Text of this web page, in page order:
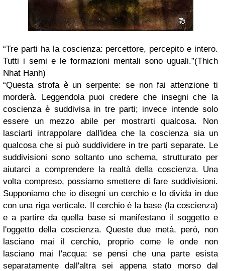
“Tre parti ha la coscienza: percettore, percepito e intero.
Tutti i semi e le formazioni mentali sono uguali.”(Thich
Nhat Hanh)
“Questa strofa è un serpente: se non fai attenzione ti
morderà. Leggendola puoi credere che insegni che la
coscienza è suddivisa in tre parti; invece intende solo
essere un mezzo abile per mostrarti qualcosa. Non
lasciarti intrappolare dall'idea che la coscienza sia un
qualcosa che si può suddividere in tre parti separate. Le
suddivisioni sono soltanto uno schema, strutturato per
aiutarci a comprendere la realtà della coscienza. Una
volta compreso, possiamo smettere di fare suddivisioni.
Supponiamo che io disegni un cerchio e lo divida in due
con una riga verticale. Il cerchio è la base (la coscienza)
e a partire da quella base si manifestano il soggetto e
l'oggetto della coscienza. Queste due metà, però, non
lasciano mai il cerchio, proprio come le onde non
lasciano mai l'acqua: se pensi che una parte esista
separatamente dall'altra sei appena stato morso dal